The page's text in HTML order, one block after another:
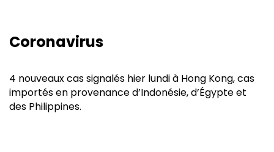
Coronavirus
4 nouveaux cas signalés hier lundi à Hong Kong, cas
importés en provenance d’Indonésie, d’Égypte et
des Philippines.